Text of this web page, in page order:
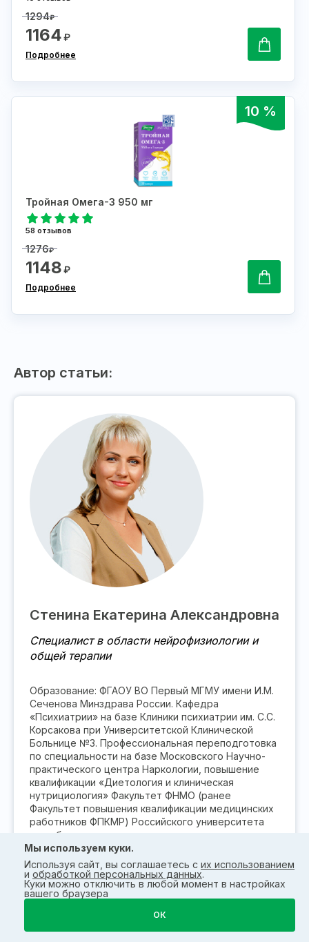
1294₽
1164₽
Подробнее
10 %
Тройная Омега-3 950 мг
58 отзывов
1276₽
1148₽
Подробнее
Автор статьи:
Стенина Екатерина Александровна
Специалист в области нейрофизиологии и
общей терапии
Образование: ФГАОУ ВО Первый МГМУ имени И.М.
Сеченова Минздрава России. Кафедра
«Психиатрии» на базе Клиники психиатрии им. С.С.
Корсакова при Университетской Клинической
Больнице №3. Профессиональная переподготовка
по специальности на базе Московского Научно-
практического центра Наркологии, повышение
квалификации «Диетология и клиническая
нутрициология» Факультет ФНМО (ранее
Факультет повышения квалификации медицинских
работников ФПКМР) Российского университета
дружбы народов.
К статьям автора
Проверила:
Пронина Олеся Евгеньевна
Мы используем куки.
Используя сайт, вы соглашаетесь с их использованием
и обработкой персональных данных.
Куки можно отключить в любой момент в настройках
вашего браузера
ОК